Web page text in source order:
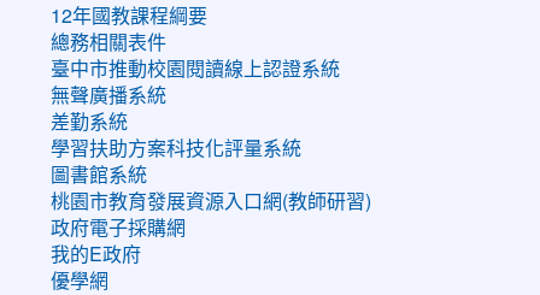
12年國教課程綱要
總務相關表件
臺中市推動校園閱讀線上認證系統
無聲廣播系統
差勤系統
學習扶助方案科技化評量系統
圖書館系統
桃園市教育發展資源入口網(教師研習)
政府電子採購網
我的E政府
優學網